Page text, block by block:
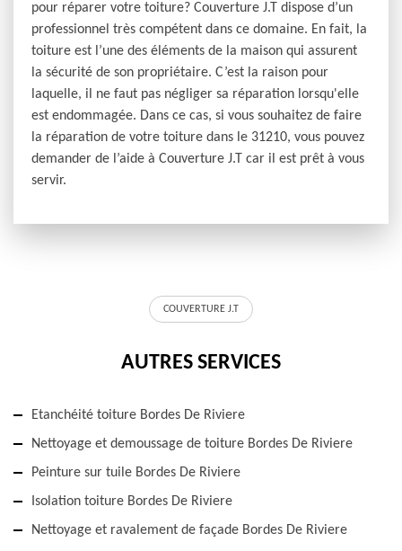
pour réparer votre toiture? Couverture J.T dispose d’un
professionnel très compétent dans ce domaine. En fait, la
toiture est l’une des éléments de la maison qui assurent
la sécurité de son propriétaire. C’est la raison pour
laquelle, il ne faut pas négliger sa réparation lorsqu'elle
est endommagée. Dans ce cas, si vous souhaitez de faire
la réparation de votre toiture dans le 31210, vous pouvez
demander de l’aide à Couverture J.T car il est prêt à vous
servir.
COUVERTURE J.T
AUTRES SERVICES
Etanchéité toiture Bordes De Riviere
Nettoyage et demoussage de toiture Bordes De Riviere
Peinture sur tuile Bordes De Riviere
Isolation toiture Bordes De Riviere
Nettoyage et ravalement de façade Bordes De Riviere